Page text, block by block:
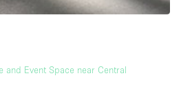
Event Space near Central